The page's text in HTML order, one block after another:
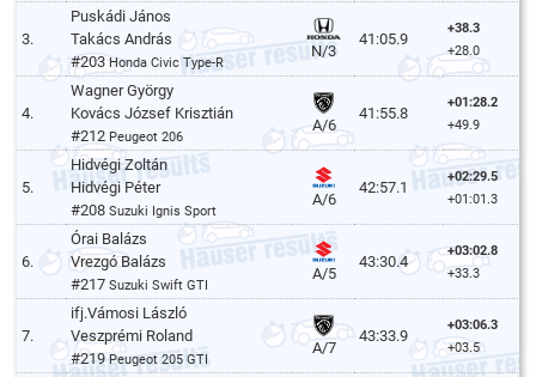
3.
Puskádi János
Takács András
#203Honda Civic Type-R
N/3
41:05.9
+38.3
+28.0
4.
Wagner György
Kovács József Krisztián
#212 Peugeot 206
A/6
41:55.8
+01:28.2
+49.9
5.
Hidvégi Zoltán
Hidvégi Péter
#208Suzuki Ignis Sport
A/6
42:57.1
+02:29.5
+01:01.3
6.
Órai Balázs
Vrezgó Balázs
#217Suzuki Swift GTI
A/5
43:30.4
+03:02.8
+33.3
7.
ifj.Vámosi László
Veszprémi Roland
#219Peugeot 205 GTI
A/7
43:33.9
+03:06.3
+03.5